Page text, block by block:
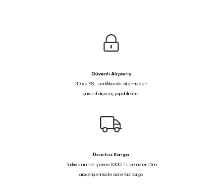
Güvenli Alışveriş
3D ve SSL sertifikası ile sitemizden
güvenli alışveriş yapabilirsiniz.
Ücretsiz Kargo
Türkiye'nin her yerine 1000 TL ve üzeri tüm
alışverişlerinizde ücretsiz kargo